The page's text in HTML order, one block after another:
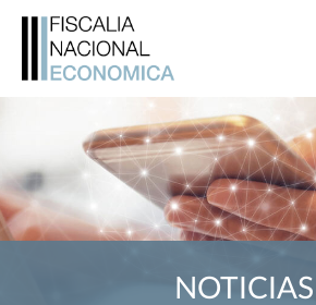
NOTICIAS